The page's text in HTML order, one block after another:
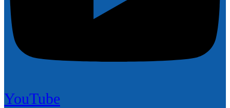
YouTube